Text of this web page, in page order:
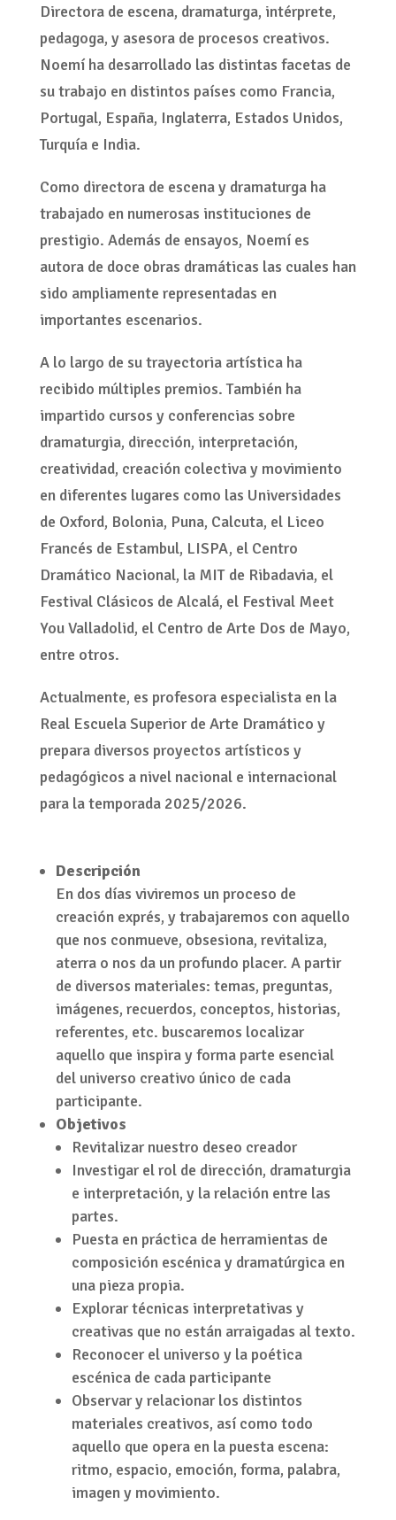
Directora de escena, dramaturga, intérprete,
pedagoga, y asesora de procesos creativos.
Noemí ha desarrollado las distintas facetas de
su trabajo en distintos países como Francia,
Portugal, España, Inglaterra, Estados Unidos,
Turquía e India.
Como directora de escena y dramaturga ha
trabajado en numerosas instituciones de
prestigio. Además de ensayos, Noemí es
autora de doce obras dramáticas las cuales han
sido ampliamente representadas en
importantes escenarios.
A lo largo de su trayectoria artística ha
recibido múltiples premios. También ha
impartido cursos y conferencias sobre
dramaturgia, dirección, interpretación,
creatividad, creación colectiva y movimiento
en diferentes lugares como las Universidades
de Oxford, Bolonia, Puna, Calcuta, el Liceo
Francés de Estambul, LISPA, el Centro
Dramático Nacional, la MIT de Ribadavia, el
Festival Clásicos de Alcalá, el Festival Meet
You Valladolid, el Centro de Arte Dos de Mayo,
entre otros.
Actualmente, es profesora especialista en la
Real Escuela Superior de Arte Dramático y
prepara diversos proyectos artísticos y
pedagógicos a nivel nacional e internacional
para la temporada 2025/2026.
Descripción
En dos días viviremos un proceso de
creación exprés, y trabajaremos con aquello
que nos conmueve, obsesiona, revitaliza,
aterra o nos da un profundo placer. A partir
de diversos materiales: temas, preguntas,
imágenes, recuerdos, conceptos, historias,
referentes, etc. buscaremos localizar
aquello que inspira y forma parte esencial
del universo creativo único de cada
participante.
Objetivos
Revitalizar nuestro deseo creador
Investigar el rol de dirección, dramaturgia
e interpretación, y la relación entre las
partes.
Puesta en práctica de herramientas de
composición escénica y dramatúrgica en
una pieza propia.
Explorar técnicas interpretativas y
creativas que no están arraigadas al texto.
Reconocer el universo y la poética
escénica de cada participante
Observar y relacionar los distintos
materiales creativos, así como todo
aquello que opera en la puesta escena:
ritmo, espacio, emoción, forma, palabra,
imagen y movimiento.